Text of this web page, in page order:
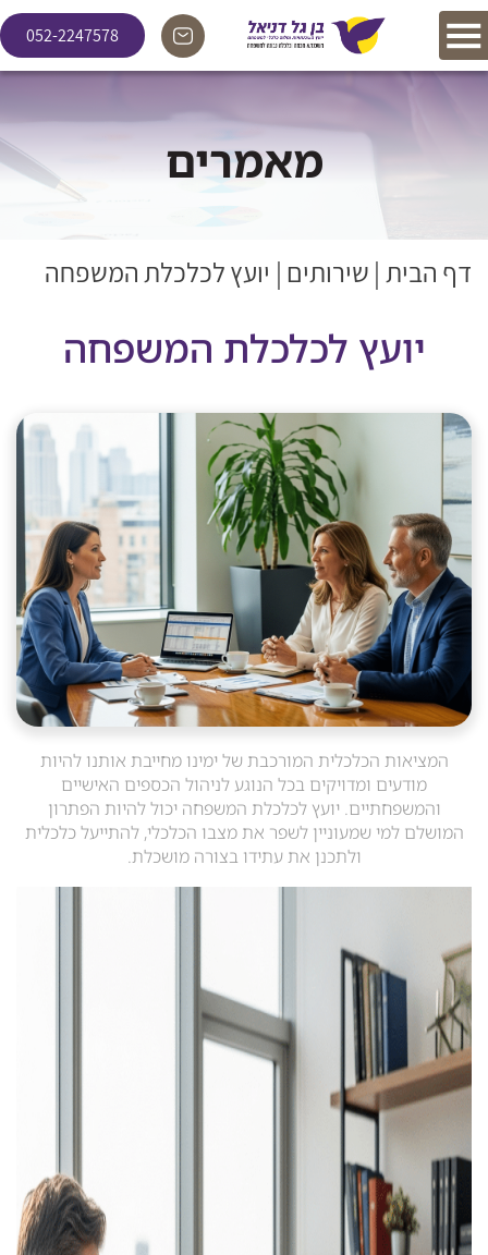
052-2247578
מאמרים
דף הבית | שירותים | יועץ לכלכלת המשפחה
יועץ לכלכלת המשפחה
המציאות הכלכלית המורכבת של ימינו מחייבת אותנו להיות
מודעים ומדויקים בכל הנוגע לניהול הכספים האישיים
והמשפחתיים. יועץ לכלכלת המשפחה יכול להיות הפתרון
המושלם למי שמעוניין לשפר את מצבו הכלכלי, להתייעל כלכלית
ולתכנן את עתידו בצורה מושכלת.